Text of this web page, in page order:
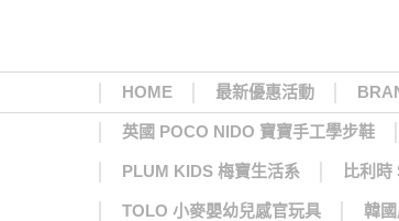
HOME 最新優惠活動
英國 POCO NIDO 寶寶手工學步鞋
PLUM KIDS 梅寶生活系 比利
TOLO 小麥嬰幼兒感官玩具 韓